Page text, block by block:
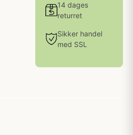
14 dages
returret
Sikker handel
med SSL